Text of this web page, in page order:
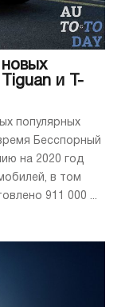
и T-
популярных
Бесспорный
на 2020 год
в том
911 000 ...